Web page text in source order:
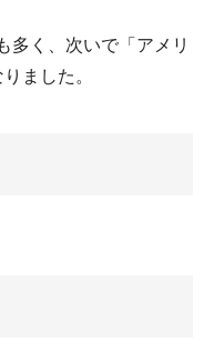
多く、次いで「アメリ
ました。